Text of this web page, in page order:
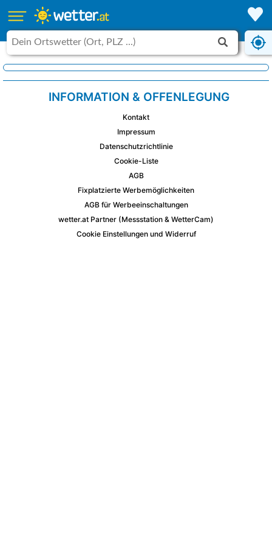
INFORMATION & OFFENLEGUNG
Kontakt
Impressum
Datenschutzrichtlinie
Cookie-Liste
AGB
Fixplatzierte Werbemöglichkeiten
AGB für Werbeeinschaltungen
wetter.at Partner (Messstation & WetterCam)
Cookie Einstellungen und Widerruf